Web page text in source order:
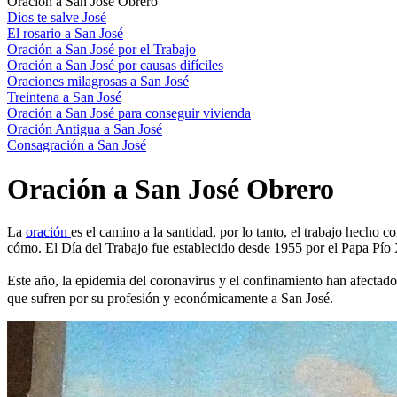
Dios te salve José
El rosario a San José
Oración a San José por el Trabajo
Oración a San José por causas difíciles
Oraciones milagrosas a San José
Treintena a San José
Oración a San José para conseguir vivienda
Oración Antigua a San José
Consagración a San José
Oración a San José Obrero
La oración es el camino a la santidad, por lo tanto, el trabajo hecho
cómo. El Día del Trabajo fue establecido desde 1955 por el Papa
Este año, la epidemia del coronavirus y el confinamiento han
que sufren por su profesión y económicamente a San José.